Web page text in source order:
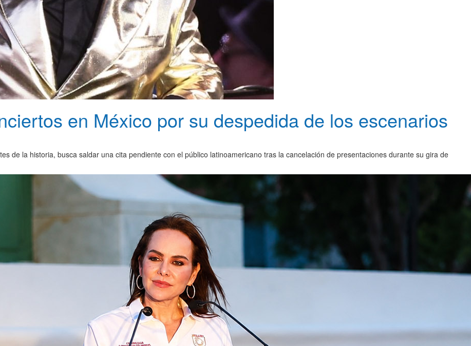
en México por su despedida de los escenarios
de la historia, busca saldar una cita pendiente con el público latinoamericano tras la cancelación de presentaciones durante su gira de